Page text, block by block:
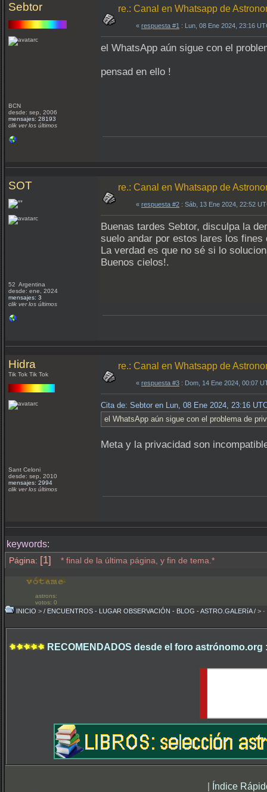
Sebtor
BCN
desde: sep, 2006
mensajes: 28193
clik ver los últimos
re.: Canal en Whatsapp de
« respuesta #1 : Lun, 08 Ene 2024, 23:16
el WhatsApp aún sigue con el
pensad en ello !
SOT
52 Argentina
desde: ene, 2024
mensajes: 3
clik ver los últimos
re.: Canal en Whatsapp de
« respuesta #2 : Sáb, 13 Ene 2024, 22:52
Buenas tardes Sebtor, disculpa la
suelo andar por estos lares los fines
La verdad es que no sé si lo
Buenos cielos!.
Hidra
Tik Tok Tik Tok
Sant Celoni
desde: sep, 2010
mensajes: 2994
clik ver los últimos
re.: Canal en Whatsapp de
« respuesta #3 : Dom, 14 Ene 2024, 00:07
Cita de: Sebtor en Lun, 08 Ene 2024, 23:16
el WhatsApp aún sigue con el problema de
Meta y la privacidad son
keywords:
Página: [1] * final de la última página, y fin de tema.*
astrons:
votos: 0
INICIO > / ENCUENTROS - LUGAR OBSERVACIÓN - BLOG - ASTRO.GALERíA / >
RECOMENDADOS desde el foro astrónomo.org
| Índice